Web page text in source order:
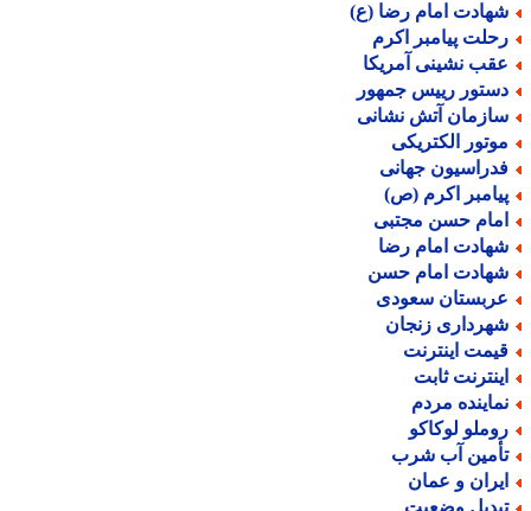
امام رضا (ع)
پیامبر اکرم
نشینی آمریکا
رییس جمهور
آتش نشانی
الکتریکی
جهانی
اکرم (ص)
حسن مجتبی
امام رضا
امام حسن
سعودی
زنجان
اینترنت
ثابت
مردم
لوکاکو
آب شرب
و عمان